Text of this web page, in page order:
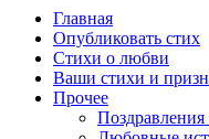
Главная
Опубликовать стих
Стихи о любви
Ваши стихи и
Прочее